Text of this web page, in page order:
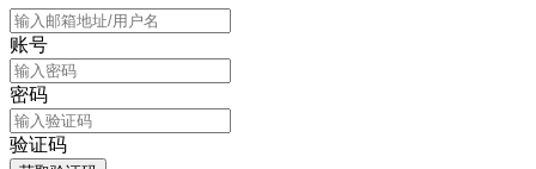
账号
密码
验证码